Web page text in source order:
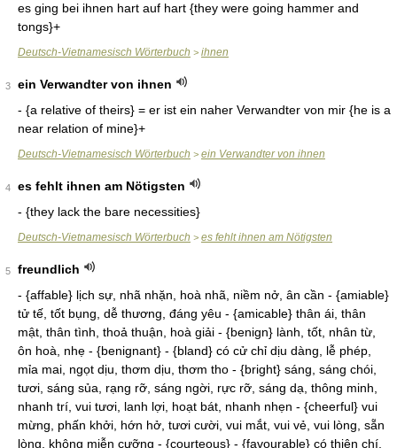
es ging bei ihnen hart auf hart {they were going hammer and
tongs}+
Deutsch-Vietnamesisch Wörterbuch > ihnen
3
ein Verwandter von ihnen
- {a relative of theirs} = er ist ein naher Verwandter von mir {he is a
near relation of mine}+
Deutsch-Vietnamesisch Wörterbuch > ein Verwandter von ihnen
4
es fehlt ihnen am Nötigsten
- {they lack the bare necessities}
Deutsch-Vietnamesisch Wörterbuch > es fehlt ihnen am Nötigsten
5
freundlich
- {affable} lịch sự, nhã nhặn, hoà nhã, niềm nở, ân cần - {amiable}
tử tế, tốt bụng, dễ thương, đáng yêu - {amicable} thân ái, thân
mật, thân tình, thoả thuận, hoà giải - {benign} lành, tốt, nhân từ,
ôn hoà, nhẹ - {benignant} - {bland} có cử chỉ dịu dàng, lễ phép,
mỉa mai, ngọt dịu, thơm dịu, thơm tho - {bright} sáng, sáng chói,
tươi, sáng sủa, rạng rỡ, sáng ngời, rực rỡ, sáng dạ, thông minh,
nhanh trí, vui tươi, lanh lợi, hoạt bát, nhanh nhẹn - {cheerful} vui
mừng, phấn khởi, hớn hở, tươi cười, vui mắt, vui vẻ, vui lòng, sẵn
lòng, không miễn cưỡng - {courteous} - {favourable} có thiện chí,